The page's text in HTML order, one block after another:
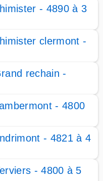
- 4890 à 3
clermont -
rechain -
- 4800
- 4821 à 4
- 4800 à 5